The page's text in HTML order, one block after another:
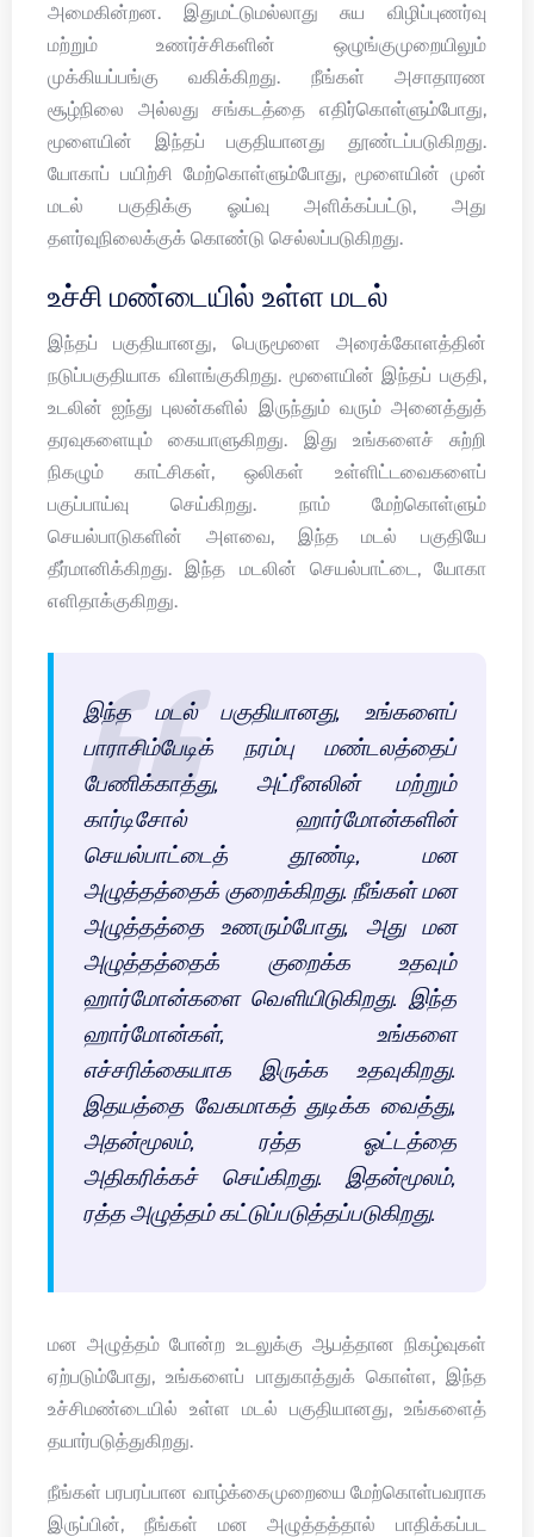
அமைகின்றன. இதுமட்டுமல்லாது சுய விழிப்புணர்வு
மற்றும் உணர்ச்சிகளின் ஒழுங்குமுறையிலும்
முக்கியப்பங்கு வகிக்கிறது. நீங்கள் அசாதாரண
சூழ்நிலை அல்லது சங்கடத்தை எதிர்கொள்ளும்போது,
மூளையின் இந்தப் பகுதியானது தூண்டப்படுகிறது.
யோகாப் பயிற்சி மேற்கொள்ளும்போது, மூளையின் முன்
மடல் பகுதிக்கு ஓய்வு அளிக்கப்பட்டு, அது
தளர்வுநிலைக்குக் கொண்டு செல்லப்படுகிறது.
உச்சி மண்டையில் உள்ள மடல்
இந்தப் பகுதியானது, பெருமூளை அரைக்கோளத்தின்
நடுப்பகுதியாக விளங்குகிறது. மூளையின் இந்தப் பகுதி,
உடலின் ஐந்து புலன்களில் இருந்தும் வரும் அனைத்துத்
தரவுகளையும் கையாளுகிறது. இது உங்களைச் சுற்றி
நிகழும் காட்சிகள், ஒலிகள் உள்ளிட்டவைகளைப்
பகுப்பாய்வு செய்கிறது. நாம் மேற்கொள்ளும்
செயல்பாடுகளின் அளவை, இந்த மடல் பகுதியே
தீர்மானிக்கிறது. இந்த மடலின் செயல்பாட்டை, யோகா
எளிதாக்குகிறது.
இந்த மடல் பகுதியானது, உங்களைப்
பாராசிம்பேடிக் நரம்பு மண்டலத்தைப்
பேணிக்காத்து, அட்ரீனலின் மற்றும்
கார்டிசோல் ஹார்மோன்களின்
செயல்பாட்டைத் தூண்டி, மன
அழுத்தத்தைக் குறைக்கிறது. நீங்கள் மன
அழுத்தத்தை உணரும்போது, அது மன
அழுத்தத்தைக் குறைக்க உதவும்
ஹார்மோன்களை வெளியிடுகிறது. இந்த
ஹார்மோன்கள், உங்களை
எச்சரிக்கையாக இருக்க உதவுகிறது.
இதயத்தை வேகமாகத் துடிக்க வைத்து,
அதன்மூலம், ரத்த ஓட்டத்தை
அதிகரிக்கச் செய்கிறது. இதன்மூலம்,
ரத்த அழுத்தம் கட்டுப்படுத்தப்படுகிறது.
மன அழுத்தம் போன்ற உடலுக்கு ஆபத்தான நிகழ்வுகள்
ஏற்படும்போது, உங்களைப் பாதுகாத்துக் கொள்ள, இந்த
உச்சிமண்டையில் உள்ள மடல் பகுதியானது, உங்களைத்
தயார்படுத்துகிறது.
நீங்கள் பரபரப்பான வாழ்க்கைமுறையை மேற்கொள்பவராக
இருப்பின், நீங்கள் மன அழுத்தத்தால் பாதிக்கப்பட